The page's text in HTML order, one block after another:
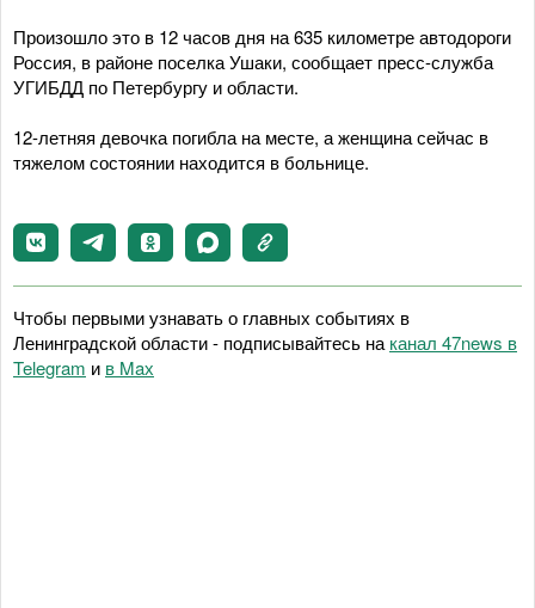
Произошло это в 12 часов дня на 635 километре автодороги
Россия, в районе поселка Ушаки, сообщает пресс-служба
УГИБДД по Петербургу и области.
12-летняя девочка погибла на месте, а женщина сейчас в
тяжелом состоянии находится в больнице.
Чтобы первыми узнавать о главных событиях в
Ленинградской области - подписывайтесь на канал 47news в
Telegram и в Maх